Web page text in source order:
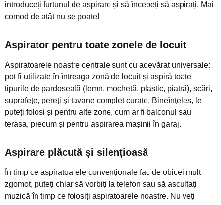
introduceți furtunul de aspirare și să începeți să aspirați. Mai
comod de atât nu se poate!
Aspirator pentru toate zonele de locuit
Aspiratoarele noastre centrale sunt cu adevărat universale:
pot fi utilizate în întreaga zonă de locuit și aspiră toate
tipurile de pardoseală (lemn, mochetă, plastic, piatră), scări,
suprafețe, pereți și tavane complet curate. Bineînțeles, le
puteți folosi și pentru alte zone, cum ar fi balconul sau
terasa, precum și pentru aspirarea mașinii în garaj.
Aspirare plăcută și silențioasă
În timp ce aspiratoarele convenționale fac de obicei mult
zgomot, puteți chiar să vorbiți la telefon sau să ascultați
muzică în timp ce folosiți aspiratoarele noastre. Nu veți